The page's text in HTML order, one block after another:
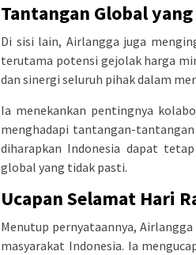
Tantangan Global
Di sisi lain, Airlangga juga
terutama potensi gejolak harga
dan sinergi seluruh pihak dalam
Ia menekankan pentingnya
menghadapi tantangan-
diharapkan Indonesia dapat
global yang tidak pasti.
Ucapan Selamat Hari
Menutup pernyataannya,
masyarakat Indonesia. Ia